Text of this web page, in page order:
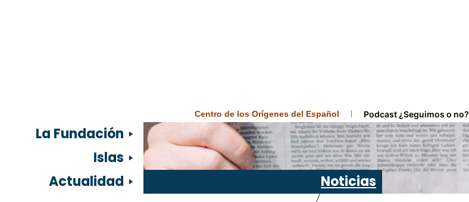
Centro de los Orígenes del Español Podcast ¿Seguimos o no?
La Fundación
Islas
Actualidad
Noticias